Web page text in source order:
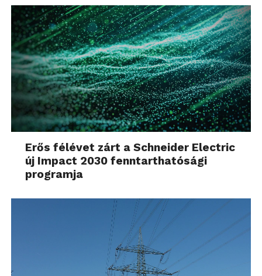
Erős félévet zárt a Schneider Electric
új Impact 2030 fenntarthatósági
programja